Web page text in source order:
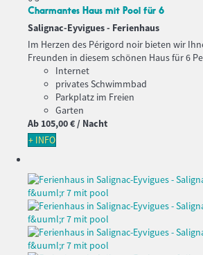
Charmantes Haus mit Pool für 6
Salignac-Eyvigues - Ferienhaus
Im Herzen des Périgord noir bieten wir
Freunden in diesem schönen Haus für 6
Internet
privates Schwimmbad
Parkplatz im Freien
Garten
Ab 105,00 €/ Nacht
+ INFO